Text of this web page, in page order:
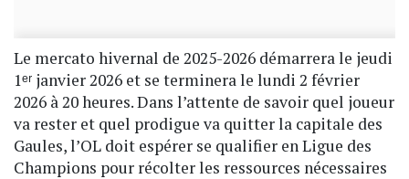
Le mercato hivernal de 2025-2026 démarrera le jeudi
1ᵉʳ janvier 2026 et se terminera le lundi 2 février
2026 à 20 heures. Dans l’attente de savoir quel joueur
va rester et quel prodigue va quitter la capitale des
Gaules, l’OL doit espérer se qualifier en Ligue des
Champions pour récolter les ressources nécessaires